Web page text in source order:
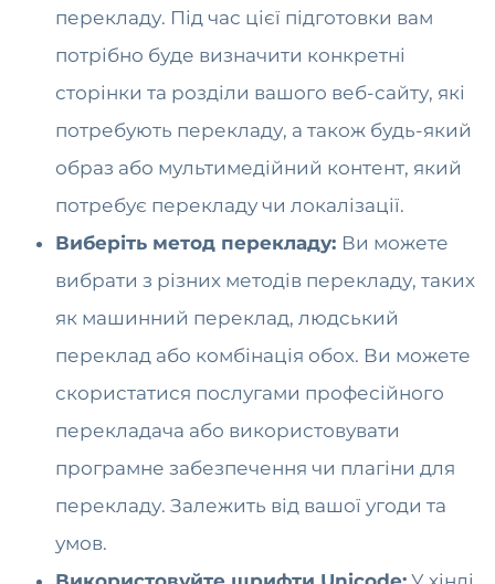
перекладу. Під час цієї підготовки вам
потрібно буде визначити конкретні
сторінки та розділи вашого веб-сайту, які
потребують перекладу, а також будь-який
образ або мультимедійний контент, який
потребує перекладу чи локалізації.
Виберіть метод перекладу: Ви можете
вибрати з різних методів перекладу, таких
як машинний переклад, людський
переклад або комбінація обох. Ви можете
скористатися послугами професійного
перекладача або використовувати
програмне забезпечення чи плагіни для
перекладу. Залежить від вашої угоди та
умов.